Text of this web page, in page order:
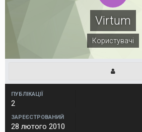
Virtum
Користувачі
ПУБЛІКАЦІЇ
2
ЗАРЕЄСТРОВАНИЙ
28 лютого 2010